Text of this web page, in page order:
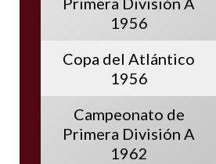
1956
Copa del Atlántico
1956
Campeonato de
Primera División A
1962